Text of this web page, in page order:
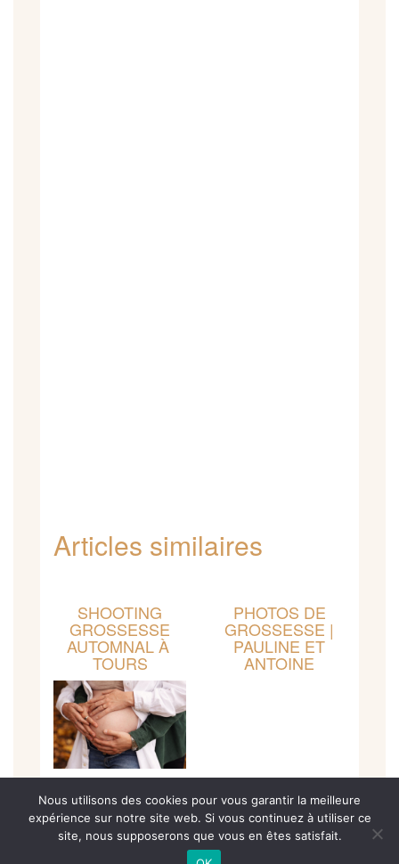
Articles similaires
SHOOTING
GROSSESSE
AUTOMNAL À
TOURS
PHOTOS DE
GROSSESSE |
PAULINE ET
ANTOINE
FACEBOOK INSTAGRAM PINTEREST CONTACT
Nous utilisons des cookies pour vous garantir la meilleure
expérience sur notre site web. Si vous continuez à utiliser ce
site, nous supposerons que vous en êtes satisfait.